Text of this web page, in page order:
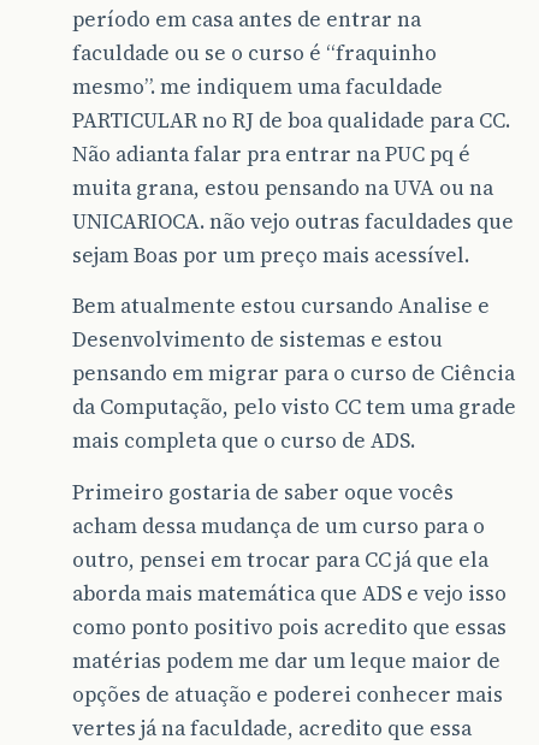
período em casa antes de entrar na
faculdade ou se o curso é “fraquinho
mesmo”. me indiquem uma faculdade
PARTICULAR no RJ de boa qualidade para CC.
Não adianta falar pra entrar na PUC pq é
muita grana, estou pensando na UVA ou na
UNICARIOCA. não vejo outras faculdades que
sejam Boas por um preço mais acessível.
Bem atualmente estou cursando Analise e
Desenvolvimento de sistemas e estou
pensando em migrar para o curso de Ciência
da Computação, pelo visto CC tem uma grade
mais completa que o curso de ADS.
Primeiro gostaria de saber oque vocês
acham dessa mudança de um curso para o
outro, pensei em trocar para CC já que ela
aborda mais matemática que ADS e vejo isso
como ponto positivo pois acredito que essas
matérias podem me dar um leque maior de
opções de atuação e poderei conhecer mais
vertes já na faculdade, acredito que essa